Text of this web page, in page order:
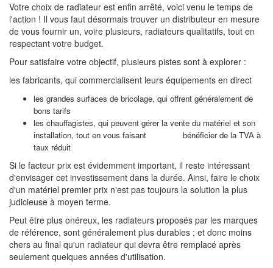
Votre choix de radiateur est enfin arrêté, voici venu le temps de
l'action ! Il vous faut désormais trouver un distributeur en mesure
de vous fournir un, voire plusieurs, radiateurs qualitatifs, tout en
respectant votre budget.
Pour satisfaire votre objectif, plusieurs pistes sont à explorer :
les fabricants, qui commercialisent leurs équipements en direct
les grandes surfaces de bricolage, qui offrent généralement de
bons tarifs
les chauffagistes, qui peuvent gérer la vente du matériel et son
installation, tout en vous faisant bénéficier de la TVA à
taux réduit
Si le facteur prix est évidemment important, il reste intéressant
d'envisager cet investissement dans la durée. Ainsi, faire le choix
d'un matériel premier prix n'est pas toujours la solution la plus
judicieuse à moyen terme.
Peut être plus onéreux, les radiateurs proposés par les marques
de référence, sont généralement plus durables ; et donc moins
chers au final qu'un radiateur qui devra être remplacé après
seulement quelques années d'utilisation.